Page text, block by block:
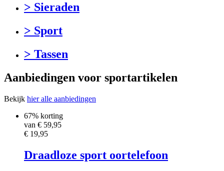
> Sieraden
> Sport
> Tassen
Aanbiedingen voor sportartikelen
Bekijk hier alle aanbiedingen
67% korting
van € 59,95
€ 19,95
Draadloze sport oortelefoon